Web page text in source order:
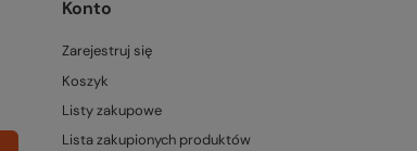
Konto
Zarejestruj się
Koszyk
Listy zakupowe
Lista zakupionych produktów